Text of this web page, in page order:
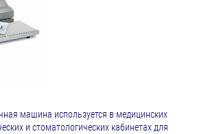
машина используется в медицинских
и стоматологических кабинетах для